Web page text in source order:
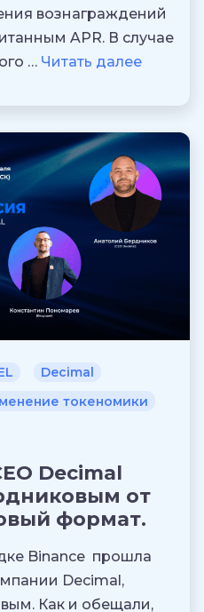
вознаграждений
APR. В случае
… Читать далее
Decimal
токеномики
Decimal
от
формат.
Binance прошла
Decimal,
Как и обещали,